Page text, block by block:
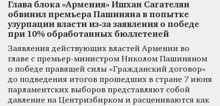
Глава блока «Армения» Ишхан Сагателян
обвинил премьера Пашиняна в попытке
узурпации власти из-за заявления о победе
при 10% обработанных бюллетеней
Заявления действующих властей Армении во
главе с премьер-министром Николом Пашиняном
о победе правящей силы «Гражданский договор»
до подведения итогов прошедших в стране 7 июня
парламентских выборов представляют собой
давление на Центризбирком и расцениваются как